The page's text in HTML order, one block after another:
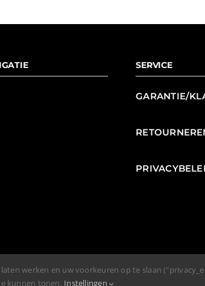
SERVICE
GARANTIE/
werken en uw voorkeuren op te slaan
kunnen tonen. Instellingen